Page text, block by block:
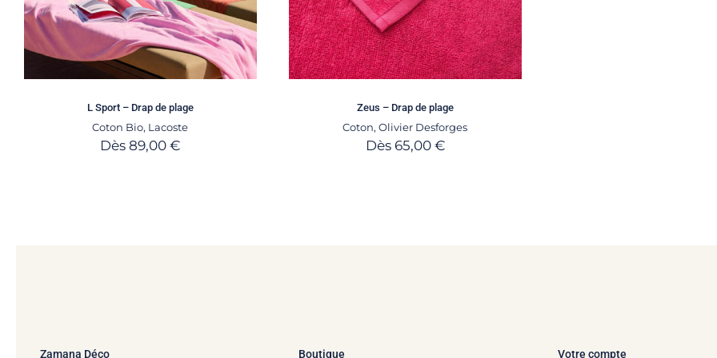
L Sport – Drap de plage
Coton Bio, Lacoste
Dès89,00€
Zeus – Drap de plage
Coton,Olivier Desforges
Dès 65,00 €
Zamana Déco Boutique Votre compte